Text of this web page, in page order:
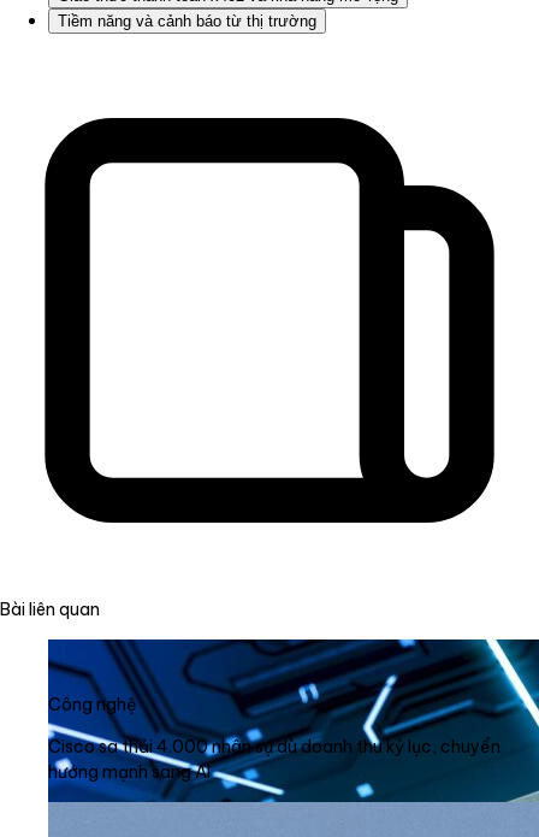
Tiềm năng và cảnh báo từ thị trường
Bài liên quan
Công nghệ
Cisco sa thải 4.000 nhân sự dù doanh thu kỷ lục, chuyển
hướng mạnh sang AI